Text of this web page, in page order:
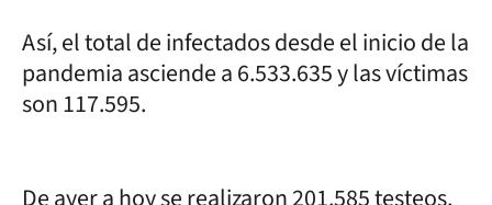
Así, el total de infectados desde el inicio de la
pandemia asciende a 6.533.635 y las víctimas
son 117.595.